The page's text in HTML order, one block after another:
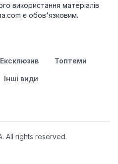
використання матеріалів
є обов'язковим.
Ексклюзив Топтеми
Інші види
All rights reserved.